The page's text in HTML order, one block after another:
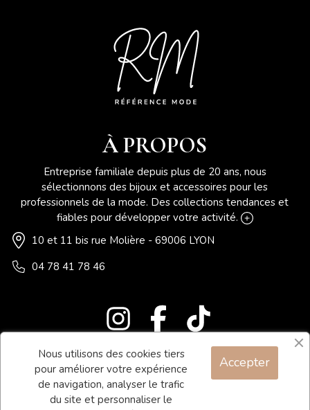
À PROPOS
Entreprise familiale depuis plus de 20 ans, nous
sélectionnons des bijoux et accessoires pour les
professionnels de la mode. Des collections tendances et
fiables pour développer votre activité.
10 et 11 bis rue Molière - 69006 LYON
04 78 41 78 46
Blog
Contact
Conditions générales de vente
Nous utilisons des cookies tiers
pour améliorer votre expérience
de navigation, analyser le trafic
du site et personnaliser le
Accepter